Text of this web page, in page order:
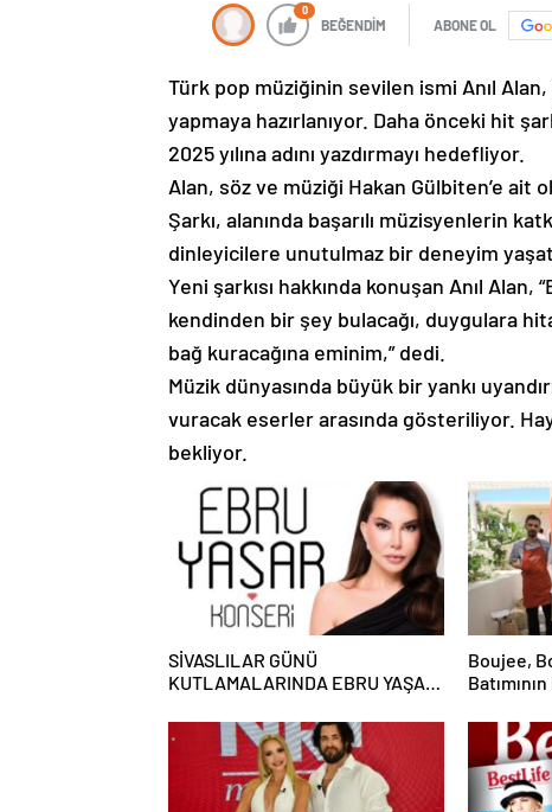
0
BEĞENDİM ABONE OL
Türk pop müziğinin sevilen ismi Anıl
yapmaya hazırlanıyor. Daha önceki hit
2025 yılına adını yazdırmayı hedefliyor.
Alan, söz ve müziği Hakan Gülbiten’e ait
Şarkı, alanında başarılı müzisyenlerin
dinleyicilere unutulmaz bir deneyim
Yeni şarkısı hakkında konuşan Anıl
kendinden bir şey bulacağı, duygulara
bağ kuracağına eminim,” dedi.
Müzik dünyasında büyük bir yankı
vuracak eserler arasında gösteriliyor.
bekliyor.
SİVASLILAR GÜNÜ
KUTLAMALARINDA EBRU YAŞAR
Boujee,